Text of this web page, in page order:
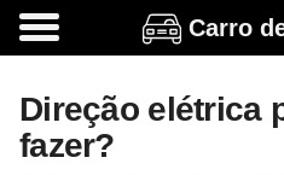
Carro
Direção elétrica
fazer?
A
e
s